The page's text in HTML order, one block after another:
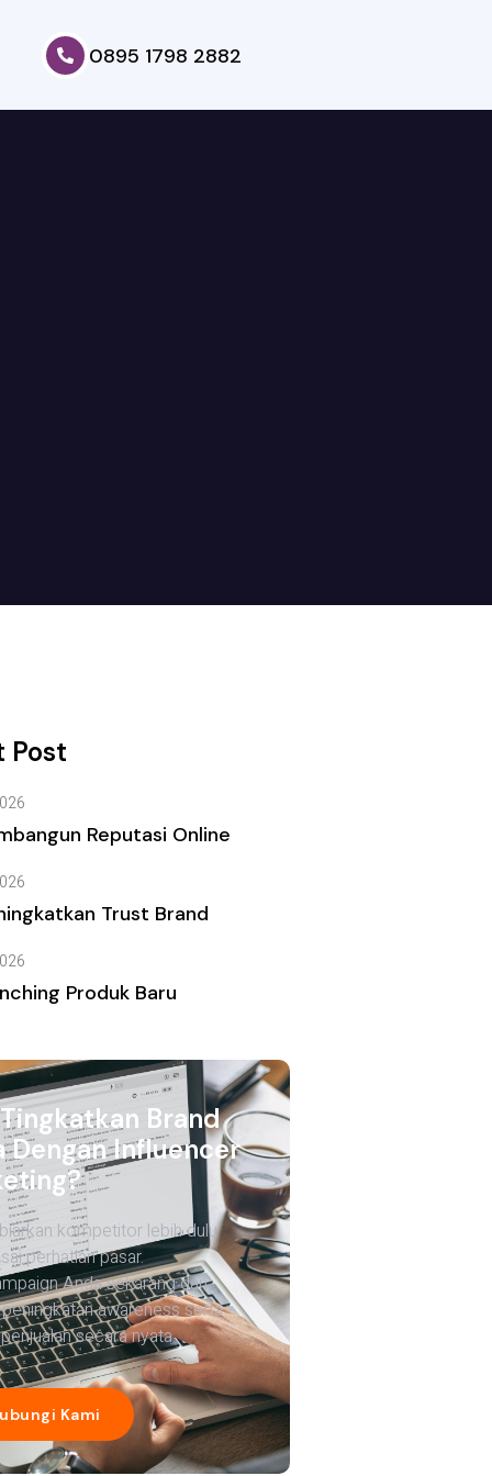
0895 1798 2882
Post
Reputasi Online
Trust Brand
Produk Baru
Brand
Dengan Influencer
kompetitor lebih dulu
perhatian pasar.
Anda sekarang dan
awareness serta
secara nyata.
Kami